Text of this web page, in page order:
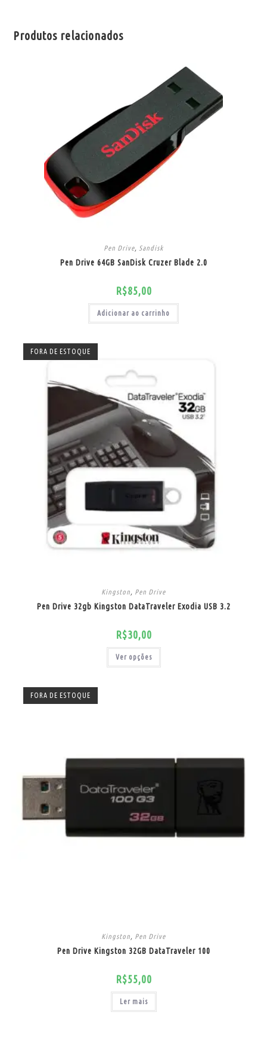
Produtos relacionados
Pen Drive, Sandisk
Pen Drive 64GB SanDisk Cruzer Blade 2.0
R$85,00
Adicionar ao carrinho
FORA DE ESTOQUE
Kingston, Pen Drive
Pen Drive 32gb Kingston DataTraveler Exodia USB 3.2
R$30,00
Ver opções
FORA DE ESTOQUE
Kingston Pen Drive
Pen Drive Kingston 32GB DataTraveler 100
R$55,00
Ler mais